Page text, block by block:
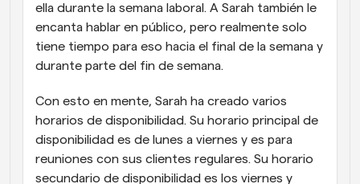
ella durante la semana laboral. A Sarah también le
encanta hablar en público, pero realmente solo
tiene tiempo para eso hacia el final de la semana y
durante parte del fin de semana.
Con esto en mente, Sarah ha creado varios
horarios de disponibilidad. Su horario principal de
disponibilidad es de lunes a viernes y es para
reuniones con sus clientes regulares. Su horario
secundario de disponibilidad es los viernes y